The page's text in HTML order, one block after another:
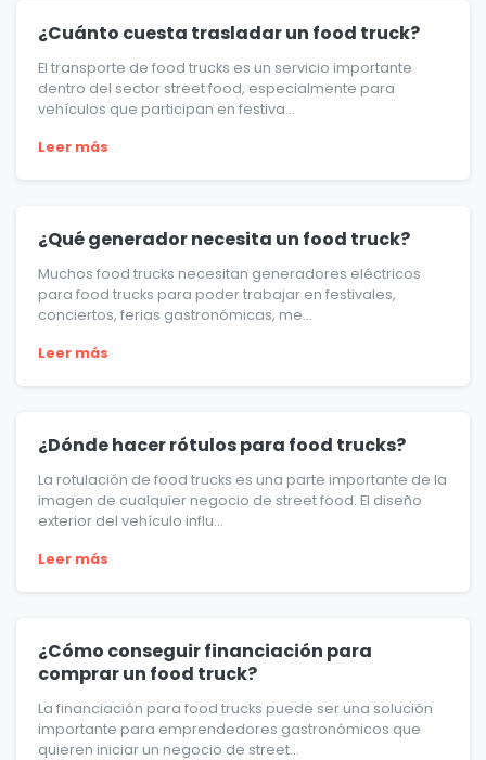
¿Cuánto cuesta trasladar un food truck?
El transporte de food trucks es un servicio importante
dentro del sector street food, especialmente para
vehículos que participan en festiva...
Leer más
¿Qué generador necesita un food truck?
Muchos food trucks necesitan generadores eléctricos
para food trucks para poder trabajar en festivales,
conciertos, ferias gastronómicas, me...
Leer más
¿Dónde hacer rótulos para food trucks?
La rotulación de food trucks es una parte importante de la
imagen de cualquier negocio de street food. El diseño
exterior del vehículo influ...
Leer más
¿Cómo conseguir financiación para
comprar un food truck?
La financiación para food trucks puede ser una solución
importante para emprendedores gastronómicos que
quieren iniciar un negocio de street...